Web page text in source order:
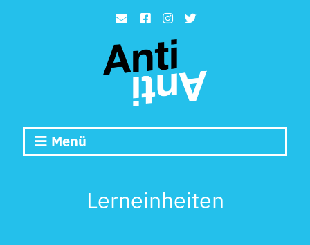
Menü
Lerneinheiten